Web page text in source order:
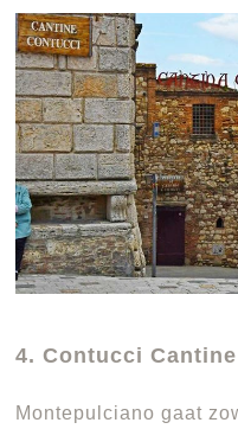
4. Contucci
Montepulciano gaat